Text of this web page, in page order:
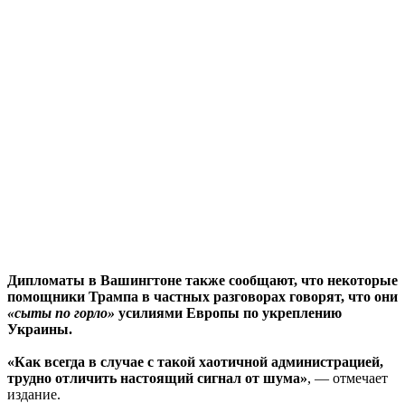
Дипломаты в Вашингтоне также сообщают, что некоторые
помощники Трампа в частных разговорах говорят, что они
«сыты по горло» усилиями Европы по укреплению
Украины.
«Как всегда в случае с такой хаотичной администрацией,
трудно отличить настоящий сигнал от шума», — отмечает
издание.